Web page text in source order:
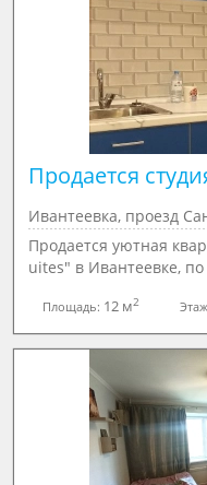
Продается
Ивантеевка, проезд
Продается уютная
uites" в Ивантеевке,
Площадь: 12 м2